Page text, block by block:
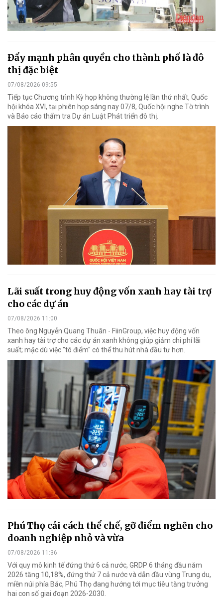
Đẩy mạnh phân quyền cho thành phố là đô
thị đặc biệt
07/08/2026 09:55
Tiếp tục Chương trình Kỳ họp không thường lệ lần thứ nhất, Quốc
hội khóa XVI, tại phiên họp sáng nay 07/8, Quốc hội nghe Tờ trình
và Báo cáo thẩm tra Dự án Luật Phát triển đô thị.
Lãi suất trong huy động vốn xanh hay tài trợ
cho các dự án
07/08/2026 11:00
Theo ông Nguyễn Quang Thuân - FiinGroup, việc huy động vốn
xanh hay tài trợ cho các dự án xanh không giúp giảm chi phí lãi
suất; mặc dù việc "tô điểm" có thể thu hút nhà đầu tư hơn.
Phú Thọ cải cách thể chế, gỡ điểm nghẽn cho
doanh nghiệp nhỏ và vừa
07/08/2026 11:36
Với quy mô kinh tế đứng thứ 6 cả nước, GRDP 6 tháng đầu năm
2026 tăng 10,18%, đứng thứ 7 cả nước và dẫn đầu vùng Trung du,
miền núi phía Bắc, Phú Thọ đang hướng tới mục tiêu tăng trưởng
hai con số giai đoạn 2026-2030.